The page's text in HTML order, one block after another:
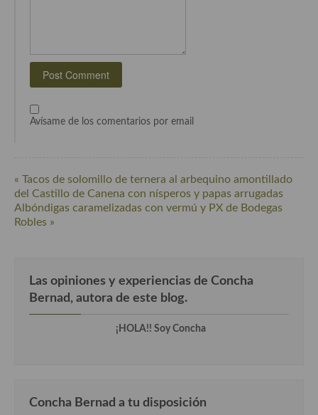
Cocina de Ucrania
Cocina Francesa
Cocina Holandesa
Cocina Hungara
Cocina Luxemburgo
Cocina Sueca
Avísame de los comentarios por email
« Tacos de solomillo de ternera al arbequino amontillado
del Castillo de Canena con nísperos y papas arrugadas
Albóndigas caramelizadas con vermú y PX de Bodegas
Robles »
Las opiniones y experiencias de Concha
Bernad, autora de este blog.
¡HOLA!! Soy Concha
Concha Bernad a tu disposición